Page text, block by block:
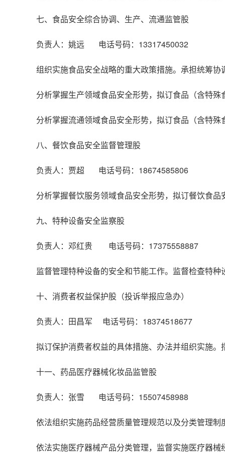
七、食品安全综合协调、生产、流通监管股
负责人：姚远 电话号码：13317450032
组织实施食品安全战略的重大政策措施。承担统筹
分析掌握生产领域食品安全形势，拟订食品（含特
分析掌握流通领域食品安全形势，拟订食品（含特
八、餐饮食品安全监督管理股
负责人：贾超 电话号码：18674585806
分析掌握餐饮服务领域食品安全形势，拟订餐饮食
九、特种设备安全监察股
负责人：邓红贵 电话号码：17375558887
监督管理特种设备的安全和节能工作。监督检查特
十、消费者权益保护股（投诉举报应急办）
负责人：田昌军 电话号码：18374518677
拟订保护消费者权益的具体措施、办法并组织实施
十一、药品医疗器械化妆品监管股
负责人：张雪 电话号码：15507458988
依法组织实施药品经营质量管理规范以及分类管理
依法实施医疗器械产品分类管理，监督实施医疗器